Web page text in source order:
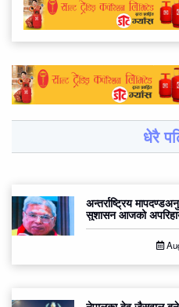
धेरै
अन्तर्राष्ट्रिय
सुशासन आजको